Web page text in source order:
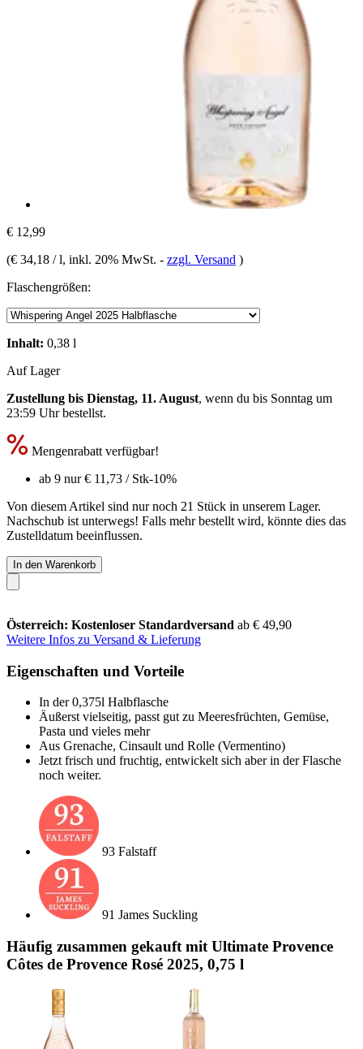
€ 12,99
(€ 34,18 / l, inkl. 20% MwSt. - zzgl. Versand )
Flaschengrößen:
Inhalt: 0,38 l
Auf Lager
Zustellung bis Dienstag, 11. August, wenn du bis Sonntag um
23:59 Uhrbestellst.
Mengenrabatt verfügbar!
ab 9 nur€ 11,73 / Stk-10%
Von diesem Artikel sind nur noch 21 Stück in unserem Lager.
Nachschub ist unterwegs! Falls mehr bestellt wird, könnte dies das
Zustelldatum beeinflussen.
In den Warenkorb
Österreich: Kostenloser Standardversand ab € 49,90
Weitere Infos zu Versand & Lieferung
Eigenschaften und Vorteile
In der 0,375l Halbflasche
Äußerst vielseitig, passt gut zu Meeresfrüchten, Gemüse,
Pasta und vieles mehr
Aus Grenache, Cinsault und Rolle (Vermentino)
Jetzt frisch und fruchtig, entwickelt sich aber in der Flasche
noch weiter.
93 Falstaff
91 James Suckling
Häufig zusammen gekauft mit Ultimate Provence
Côtes de Provence Rosé 2025, 0,75 l